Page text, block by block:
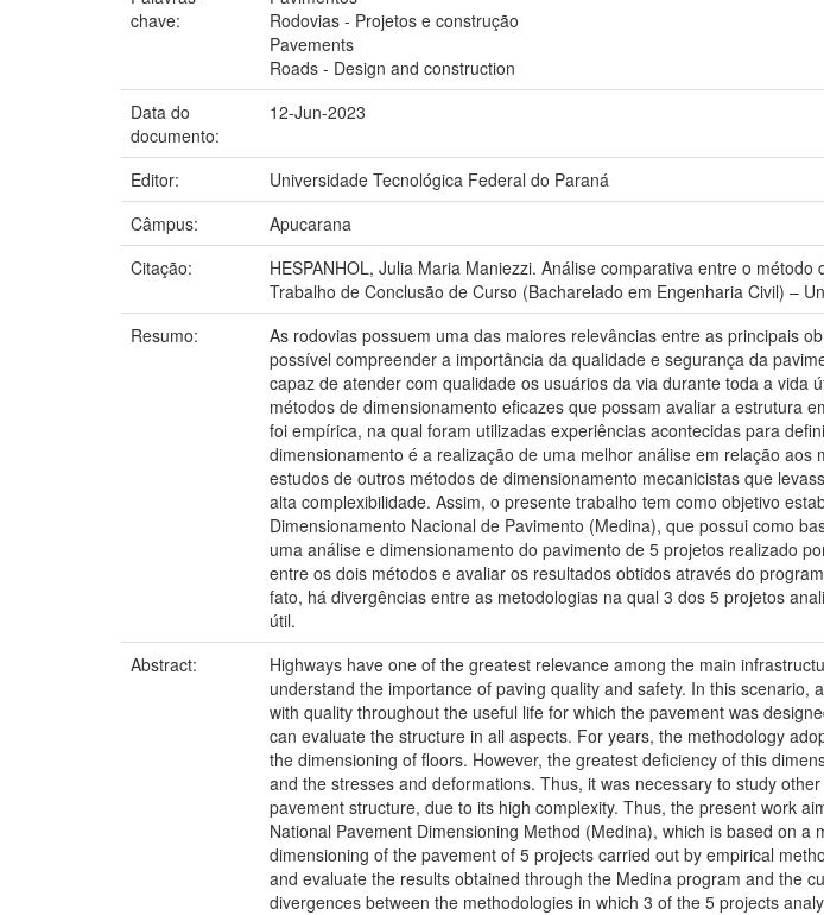
chave:
Rodovias - Projetos e construção
Pavements
Roads - Design and construction
Data do
documento:
12-Jun-2023
Editor:
Universidade Tecnológica Federal do Paraná
Câmpus:
Apucarana
Citação:
HESPANHOL, Julia Maria Maniezzi. Análise comparativa entre o
Trabalho de Conclusão de Curso (Bacharelado em Engenharia Civil) –
Resumo:
As rodovias possuem uma das maiores relevâncias entre as principais
possível compreender a importância da qualidade e segurança da
capaz de atender com qualidade os usuários da via durante toda a
métodos de dimensionamento eficazes que possam avaliar a estrutura
foi empírica, na qual foram utilizadas experiências acontecidas para
dimensionamento é a realização de uma melhor análise em relação
estudos de outros métodos de dimensionamento mecanicistas que
alta complexibilidade. Assim, o presente trabalho tem como objetivo
Dimensionamento Nacional de Pavimento (Medina), que possui como
uma análise e dimensionamento do pavimento de 5 projetos realizado
entre os dois métodos e avaliar os resultados obtidos através do
fato, há divergências entre as metodologias na qual 3 dos 5 projetos
útil.
Abstract:
Highways have one of the greatest relevance among the main
understand the importance of paving quality and safety. In this
with quality throughout the useful life for which the pavement was
can evaluate the structure in all aspects. For years, the methodology
the dimensioning of floors. However, the greatest deficiency of this
and the stresses and deformations. Thus, it was necessary to study
pavement structure, due to its high complexity. Thus, the present work
National Pavement Dimensioning Method (Medina), which is based on
dimensioning of the pavement of 5 projects carried out by empirical
and evaluate the results obtained through the Medina program and the
divergences between the methodologies in which 3 of the 5 projects